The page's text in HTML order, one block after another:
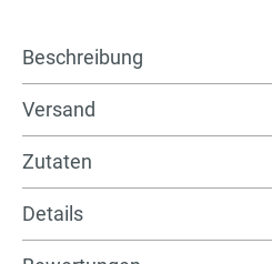
Beschreibung
Versand
Zutaten
Details